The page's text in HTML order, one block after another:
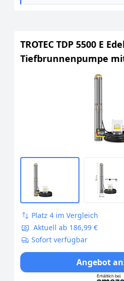
TROTEC TDP 5500 E
Tiefbrunnenpumpe
Platz 4 im Vergleich
Aktuell ab 186,99 €
Sofort verfügbar
Angebot